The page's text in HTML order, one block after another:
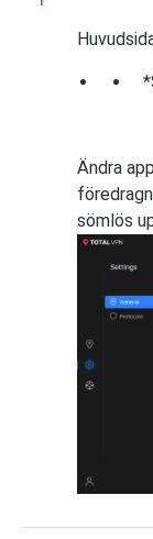
Ändra
sömlös